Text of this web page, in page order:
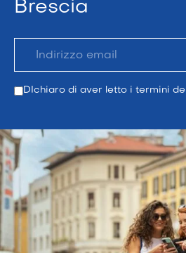
Brescia
DIchiaro di aver letto i termini